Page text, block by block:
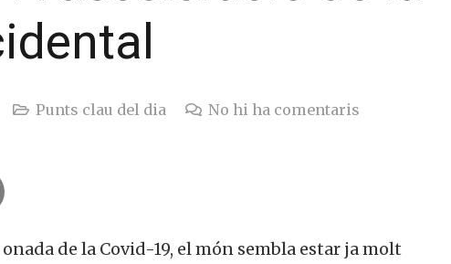
Punts clau del dia No hi ha comentaris
de la Covid-19, el món sembla estar ja molt